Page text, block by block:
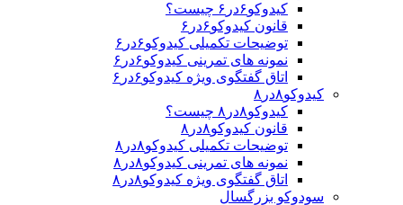
کیدوکو۶در۶ چیست؟
قانون کیدوکو۶در۶
توضیحات تکمیلی کیدوکو۶در۶
نمونه های تمرینی کیدوکو۶در۶
اتاق گفتگوی ویژه کیدوکو۶در۶
کیدوکو۸در۸
کیدوکو۸در۸ چیست؟
قانون کیدوکو۸در۸
توضیحات تکمیلی کیدوکو۸در۸
نمونه های تمرینی کیدوکو۸در۸
اتاق گفتگوی ویژه کیدوکو۸در۸
سودوکو بزرگسال